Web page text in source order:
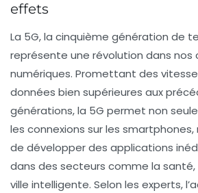
effets
La 5G, la cinquième génération de
représente une révolution dans nos
numériques. Promettant des
données bien supérieures aux
générations, la 5G permet non
les connexions sur les
de développer des applications
dans des secteurs comme la santé,
ville intelligente. Selon les experts,